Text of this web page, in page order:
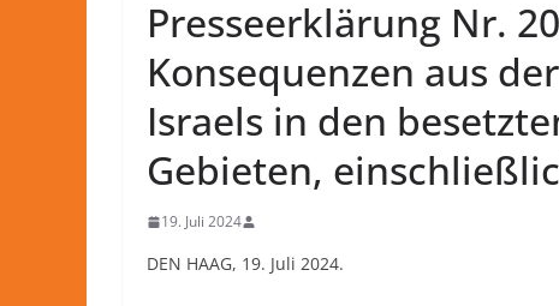
Presseerklärung Nr.
Konsequenzen aus
Israels in den
Gebieten,
19. Juli 2024
DEN HAAG, 19. Juli 2024.